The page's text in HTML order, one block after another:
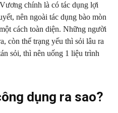
chính là có tác dụng lợi
nên ngoài tác dụng bào mòn
cách toàn diện. Những người
còn thể trạng yếu thì sỏi lâu ra
sỏi, thì nên uống 1 liệu trình
dụng ra sao?